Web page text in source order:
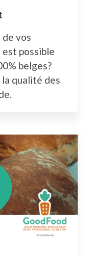
de vos
est possible
belges?
qualité des